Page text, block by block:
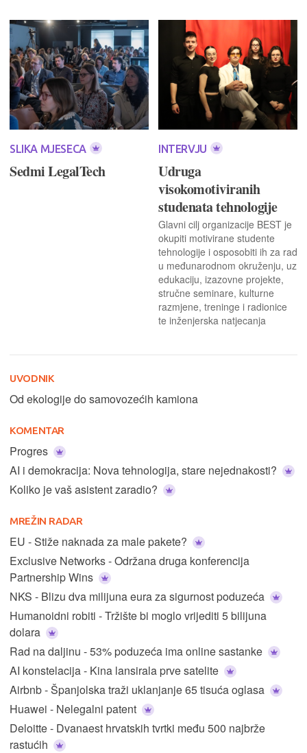
SLIKA MJESECA
Sedmi LegalTech
INTERVJU
Udruga
visokomotiviranih
studenata tehnologije
Glavni cilj organizacije BEST je
okupiti motivirane studente
tehnologije i osposobiti ih za rad
u međunarodnom okruženju, uz
edukaciju, izazovne projekte,
stručne seminare, kulturne
razmjene, treninge i radionice
te inženjerska natjecanja
UVODNIK
Od ekologije do samovozećih kamiona
KOMENTAR
Progres
AI i demokracija: Nova tehnologija, stare nejednakosti?
Koliko je vaš asistent zaradio?
MREŽIN RADAR
EU - Stiže naknada za male pakete?
Exclusive Networks - Održana druga konferencija
Partnership Wins
NKS - Blizu dva milijuna eura za sigurnost poduzeća
Humanoidni robiti - Tržište bi moglo vrijediti 5 bilijuna
dolara
Rad na daljinu - 53% poduzeća ima online sastanke
AI konstelacija - Kina lansirala prve satelite
Airbnb - Španjolska traži uklanjanje 65 tisuća oglasa
Huawei - Nelegalni patent
Deloitte - Dvanaest hrvatskih tvrtki među 500 najbrže
rastućih